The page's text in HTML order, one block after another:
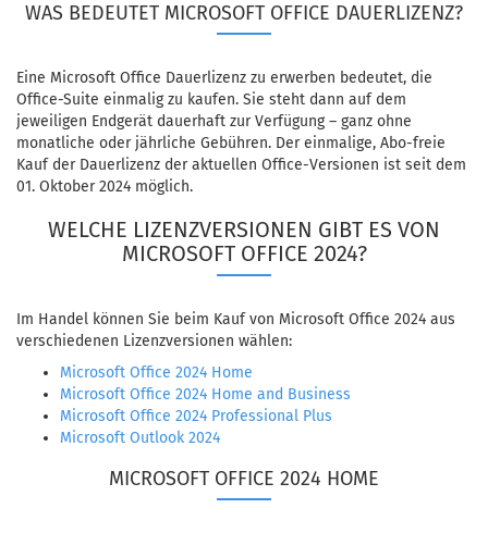
WAS BEDEUTET MICROSOFT OFFICE DAUERLIZENZ?
Eine Microsoft Office Dauerlizenz zu erwerben bedeutet, die
Office-Suite einmalig zu kaufen. Sie steht dann auf dem
jeweiligen Endgerät dauerhaft zur Verfügung – ganz ohne
monatliche oder jährliche Gebühren. Der einmalige, Abo-freie
Kauf der Dauerlizenz der aktuellen Office-Versionen ist seit dem
01. Oktober 2024 möglich.
WELCHE LIZENZVERSIONEN GIBT ES VON
MICROSOFT OFFICE 2024?
Im Handel können Sie beim Kauf von Microsoft Office 2024 aus
verschiedenen Lizenzversionen wählen:
Microsoft Office 2024 Home
Microsoft Office 2024 Home and Business
Microsoft Office 2024 Professional Plus
Microsoft Outlook 2024
MICROSOFT OFFICE 2024 HOME